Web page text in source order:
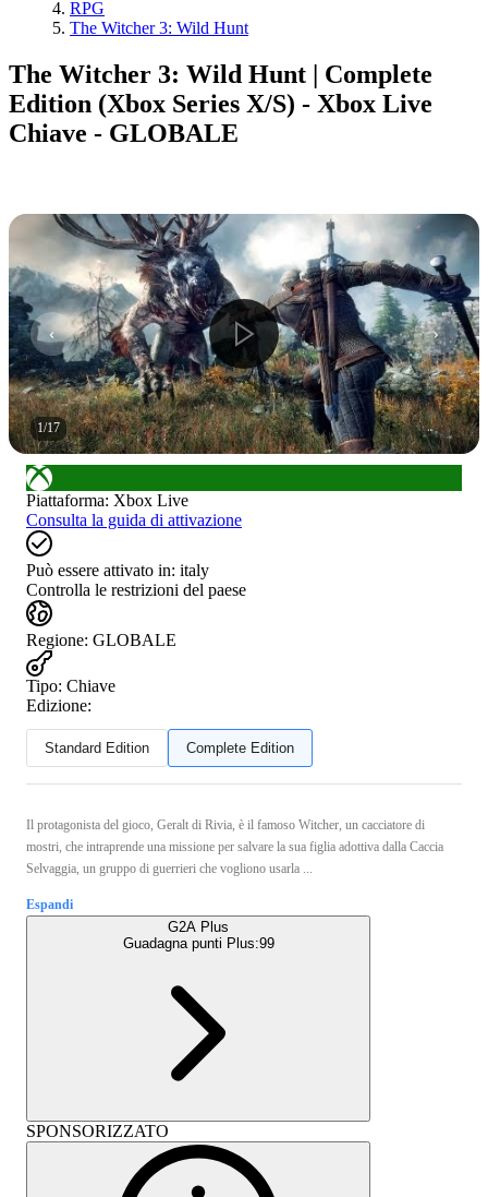
RPG
The Witcher 3: Wild Hunt
The Witcher 3: Wild Hunt | Complete
Edition (Xbox Series X/S) - Xbox Live
Chiave - GLOBALE
1/17
Piattaforma: Xbox Live
Consulta la guida di attivazione
Può essere attivato in: italy
Controlla le restrizioni del paese
Regione: GLOBALE
Tipo: Chiave
Edizione:
Standard Edition Complete Edition
Il protagonista del gioco, Geralt di Rivia, è il famoso Witcher, un cacciatore di
mostri, che intraprende una missione per salvare la sua figlia adottiva dalla Caccia
Selvaggia, un gruppo di guerrieri che vogliono usarla ...
Espandi
G2A Plus
Guadagna punti Plus:99
SPONSORIZZATO